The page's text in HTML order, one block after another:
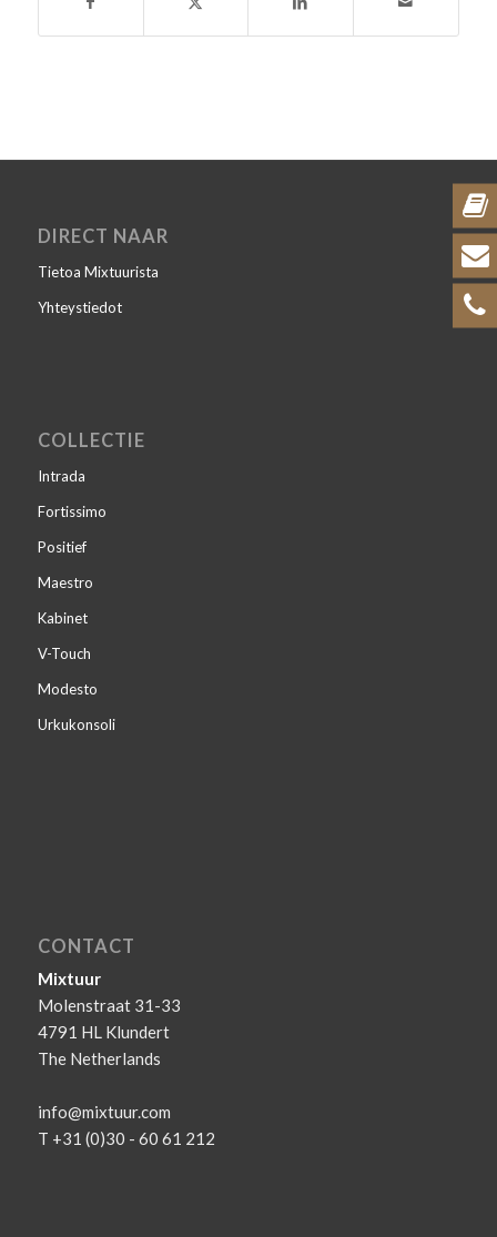
DIRECT NAAR
Tietoa Mixtuurista
Yhteystiedot
COLLECTIE
Intrada
Fortissimo
Positief
Maestro
Kabinet
V-Touch
Modesto
Urkukonsoli
CONTACT
Mixtuur
Molenstraat 31-33
4791 HL Klundert
The Netherlands
info@mixtuur.com
T +31 (0)30 - 60 61 212